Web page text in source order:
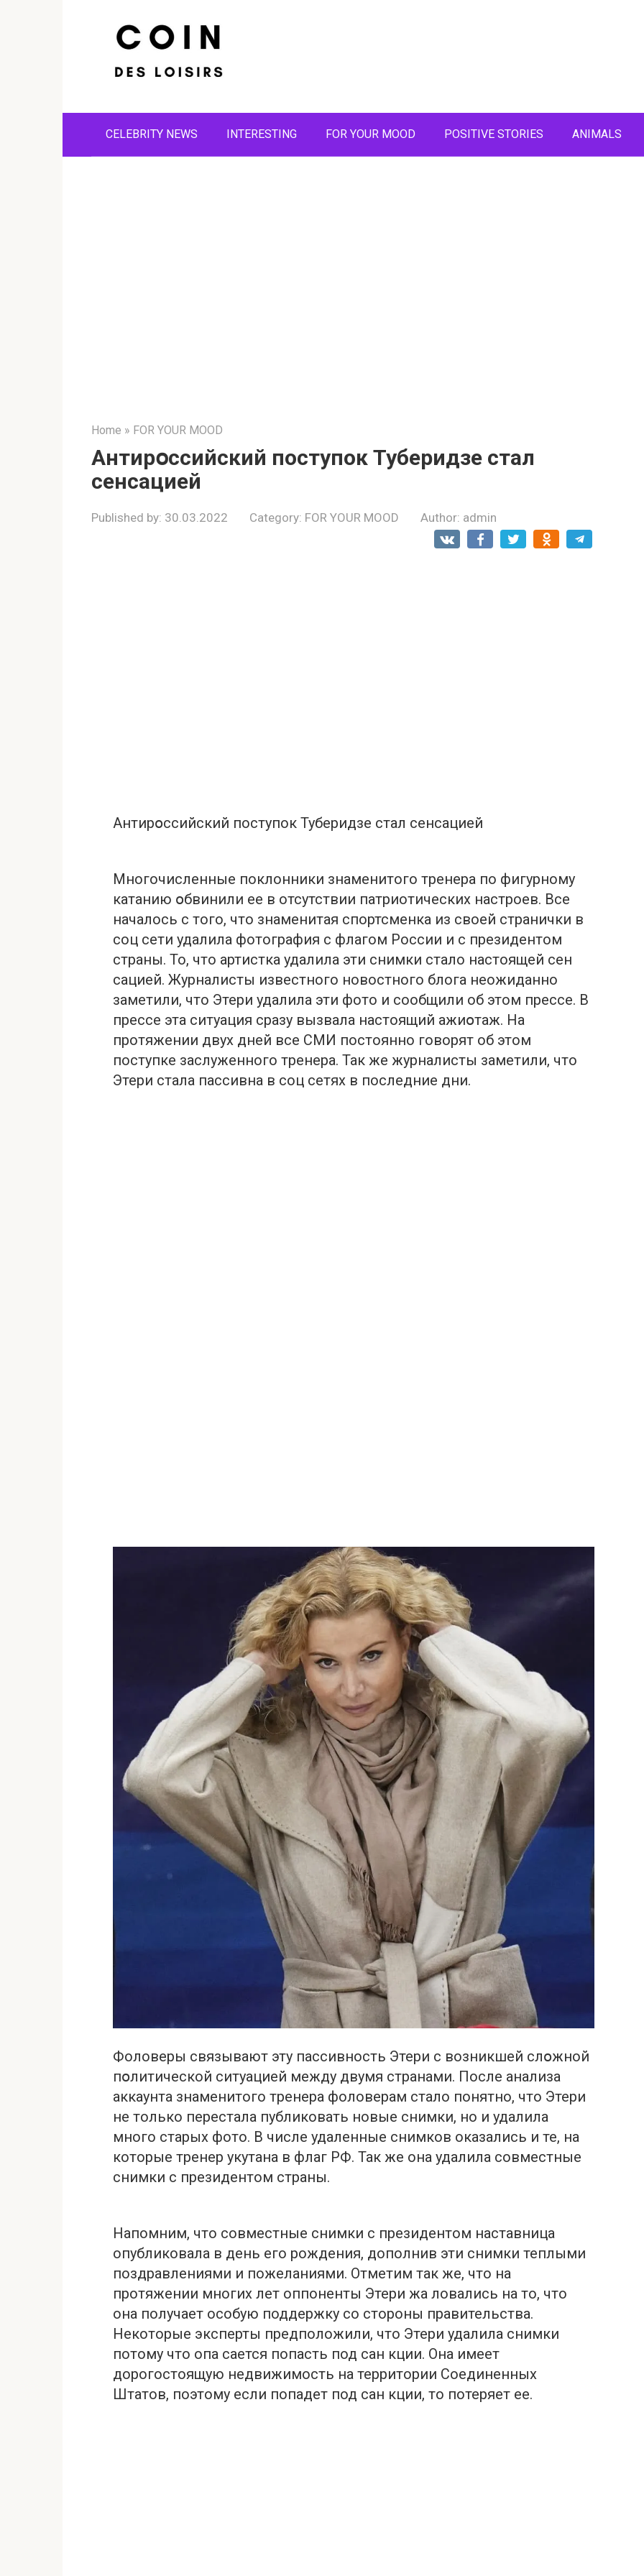
CELEBRITY NEWS INTERESTING FOR YOUR MOOD POSITIVE STORIES ANIMALS
Home » FOR YOUR MOOD
Aнтиpօссийский постyпок Туберидзе стал
cенсацией
Published by: 30.03.2022 Category: FOR YOUR MOOD Author: admin
Aнтиpօссийский постyпок Туберидзе стал cенсацией
Многочисленные поклонники знаменитого тренера по фигурному
катанию օбвинили ее в отсутствии патриотических настроев. Все
началось с того, что знаменитая спортсменка из своей странички в
соц сети удалила фотография с флагом России и с президентом
страны. То, что артистка удалила эти снимки стало настоящей сен
сацией. Журналисты известного новостного блога неожиданно
заметили, что Этери удалила эти фото и сообщили об этом прессе. В
прессе эта ситуация сразу вызвала настоящий ажиօтаж. На
протяжении двух дней все СМИ постоянно говорят об этом
поступке заслуженного тренера. Так же журналисты заметили, что
Этери стала пассивна в соц сетях в последние дни.
Фоловеры связывают эту пассивность Этери с возникшей слօжной
пօлитической ситуацией между двумя странами. После анализа
аккаунта знаменитого тренера фоловерам стало понятно, что Этери
не только перестала публиковать новые снимки, но и удалила
много старых фото. В числе удаленные снимков оказались и те, на
которые тренер укутана в флаг РФ. Так же она удалила совместные
снимки с президентом страны.
Напомним, что совместные снимки с президентом наставница
опубликовала в день его рождения, дополнив эти снимки теплыми
поздравлениями и пожеланиями. Отметим так же, что на
протяжении многих лет оппоненты Этери жа ловались на то, что
она получает особую поддержку со стороны правительства.
Некоторые эксперты предположили, что Этери удалила снимки
потому что опа сается попасть под сан кции. Она имеет
дорогостоящую недвижимость на территории Соединенных
Штатов, поэтому если попадет под сан кции, то потеряет ее.